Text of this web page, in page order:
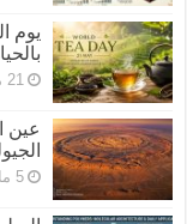
يوم
21 مايو، 2026
عين
5 مايو، 2026